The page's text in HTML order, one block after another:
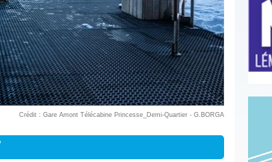
Crédit : Gare Amont Télécabine Princesse_Demi-Quartier - G.BORGA